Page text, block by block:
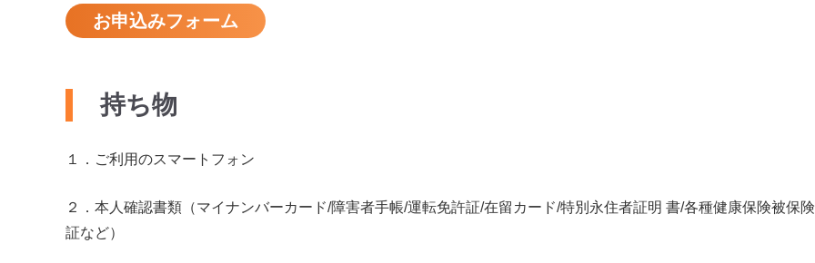
お申込みフォーム
持ち物
１． ご利用のスマートフォン
２． 本人確認書類（マイナンバーカード/障害者手帳/運転免許証/在留カード/特別永住者証明 書/各種健康保険被保
証など）